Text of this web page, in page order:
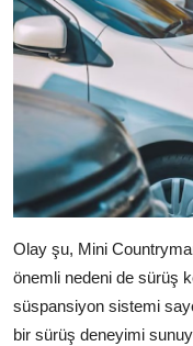
Olay şu, Mini
önemli nedeni de sürüş
süspansiyon sistemi
bir sürüş deneyimi